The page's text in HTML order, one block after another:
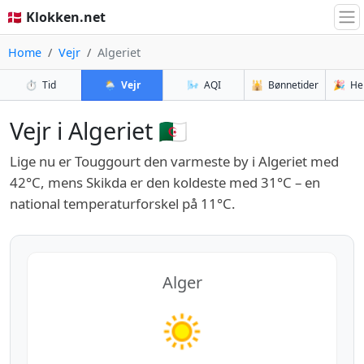
🇩🇰 Klokken.net
Home Vejr Algeriet
⏱️ Tid 🌦️ Vejr 🌬️ AQI 🕌 Bønnetider 🎉
Vejr i Algeriet 🇩🇿
Lige nu er Touggourt den varmeste by i Algeriet med
42°C, mens Skikda er den koldeste med 31°C – en
national temperaturforskel på 11°C.
Alger